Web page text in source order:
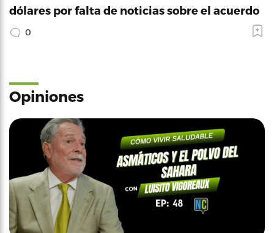
dólares por falta de noticias sobre el acuerdo
0
Opiniones